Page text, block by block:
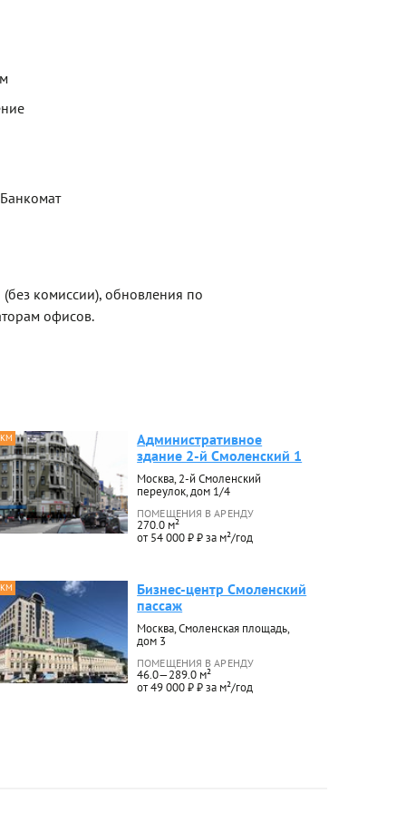
комиссии), обновления по
офисов.
Административное
здание 2-й Смоленский 1
Москва, 2-й Смоленский
переулок, дом 1/4
ПОМЕЩЕНИЯ В АРЕНДУ
270.0 м²
от 54 000 ₽ ₽ за м²/год
Бизнес-центр Смоленский
пассаж
Москва, Смоленская площадь,
дом 3
ПОМЕЩЕНИЯ В АРЕНДУ
46.0—289.0 м²
от 49 000 ₽ ₽ за м²/год